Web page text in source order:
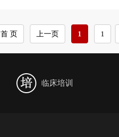
首 页 上一页 1 1
临床培训